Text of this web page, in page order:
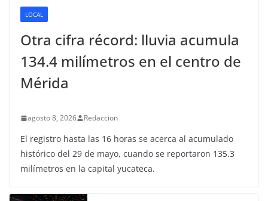
LOCAL
Otra cifra récord: lluvia acumula
134.4 milímetros en el centro de
Mérida
agosto 8, 2026 Redaccion
El registro hasta las 16 horas se acerca al acumulado
histórico del 29 de mayo, cuando se reportaron 135.3
milímetros en la capital yucateca.